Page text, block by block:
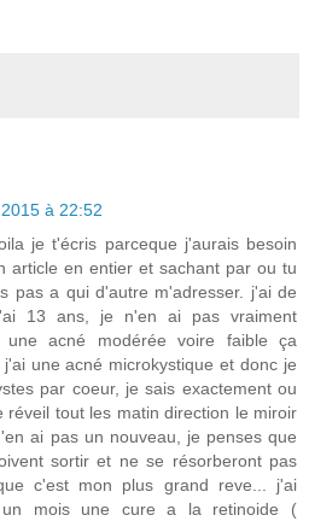
à 22:52
je t'écris parceque j'aurais besoin
article en entier et sachant par ou tu
pas a qui d'autre m'adresser. j'ai de
13 ans, je n'en ai pas vraiment
une acné modérée voire faible ça
une acné microkystique et donc je
par coeur, je sais exactement ou
réveil tout les matin direction le miroir
ai pas un nouveau, je penses que
sortir et ne se résorberont pas
c'est mon plus grand reve... j'ai
un mois une cure a la retinoide (